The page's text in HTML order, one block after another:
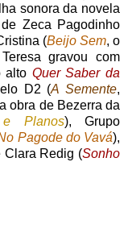
sonora da novela
Zeca Pagodinho
(Beijo Sem, o
gravou com
alto Quer Saber da
D2 (A Semente,
obra de Bezerra da
Planos), Grupo
Pagode do Vavá),
Clara Redig (Sonho